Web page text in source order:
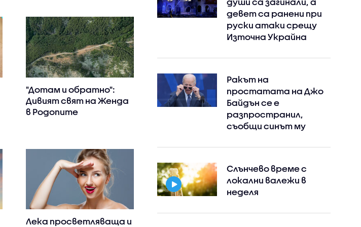
"Дотам и обратно":
Дивият свят на Женда
в Родопите
Лека просветляваща и
девет са ранени при
руски атаки срещу
Източна Украйна
Ракът на
простатата на Джо
Байдън се е
разпространил,
съобщи синът му
Слънчево време с
локални валежи в
неделя